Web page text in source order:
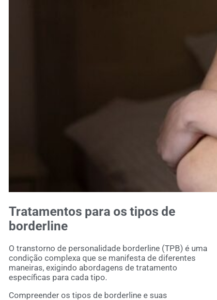
Tratamentos para os tipos de
borderline
O transtorno de personalidade borderline (TPB) é uma
condição complexa que se manifesta de diferentes
maneiras, exigindo abordagens de tratamento
específicas para cada tipo.
Compreender os tipos de borderline e suas